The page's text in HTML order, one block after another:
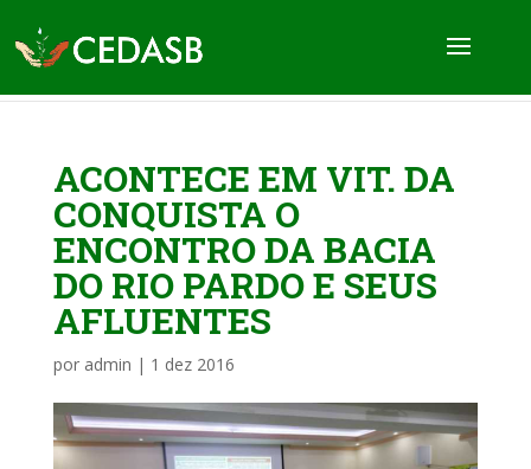
ACONTECE EM VIT. DA
CONQUISTA O
ENCONTRO DA BACIA
DO RIO PARDO E SEUS
AFLUENTES
por admin | 1 dez 2016